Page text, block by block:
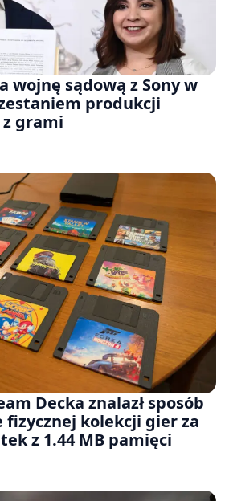
wojnę sądową z Sony w
produkcji
z grami
Decka znalazł sposób
fizycznej kolekcji gier za
z 1.44 MB pamięci